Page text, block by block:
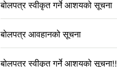
बोलपत्र स्वीकृत गर्ने आशयको सूचना
बोलपत्र आवहानको सूचना
बोलपत्र स्वीकृत गर्ने आशयको सूचना!!